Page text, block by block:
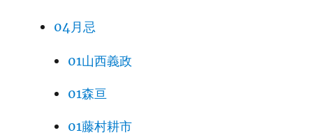
04月忌
01山西義政
01森亘
01藤村耕市